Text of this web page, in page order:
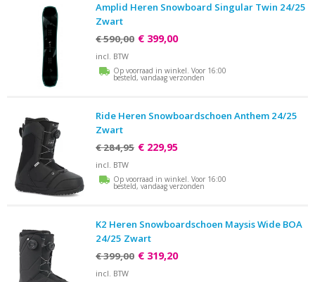
Amplid Heren Snowboard Singular Twin 24/25
Zwart
€ 590,00 € 399,00
incl. BTW
Op voorraad in winkel. Voor 16:00
besteld, vandaag verzonden
Ride Heren Snowboardschoen Anthem 24/25
Zwart
€ 284,95 € 229,95
incl. BTW
Op voorraad in winkel. Voor 16:00
besteld, vandaag verzonden
K2 Heren Snowboardschoen Maysis Wide BOA
24/25 Zwart
€ 399,00 € 319,20
incl. BTW